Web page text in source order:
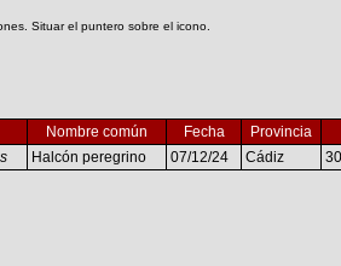
Situar el puntero sobre el icono.
Nombre común Fecha
Provincia
Halcón peregrino 07/12/24 Cádiz